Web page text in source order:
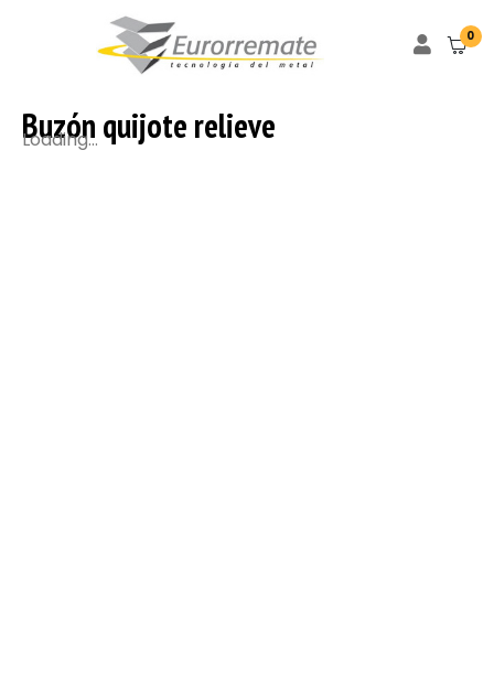
0
Buzón quijote relieve
Loading...